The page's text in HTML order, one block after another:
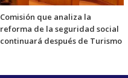
Comisión que analiza la
reforma de la seguridad social
continuará después de Turismo